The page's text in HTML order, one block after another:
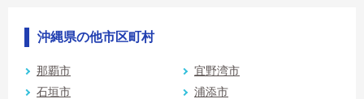
沖縄県の他市区町村
那覇市
宜野湾市
石垣市
浦添市